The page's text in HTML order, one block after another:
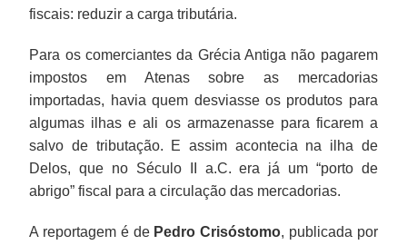
fiscais: reduzir a carga tributária.
Para os comerciantes da Grécia Antiga não pagarem
impostos em Atenas sobre as mercadorias
importadas, havia quem desviasse os produtos para
algumas ilhas e ali os armazenasse para ficarem a
salvo de tributação. E assim acontecia na ilha de
Delos, que no Século II a.C. era já um “porto de
abrigo” fiscal para a circulação das mercadorias.
A reportagem é de Pedro Crisóstomo, publicada por